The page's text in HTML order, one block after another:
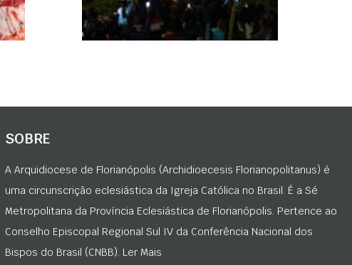
SOBRE
A Arquidiocese de Florianópolis (Archidioecesis Florianopolitanus) é
uma circunscrição eclesiástica da Igreja Católica no Brasil. É a Sé
Metropolitana da Província Eclesiástica de Florianópolis. Pertence ao
Conselho Episcopal Regional Sul IV da Conferência Nacional dos
Bispos do Brasil (CNBB). Ler Mais